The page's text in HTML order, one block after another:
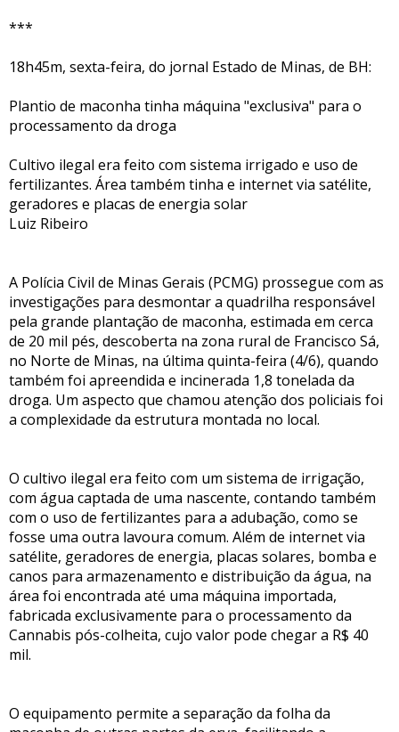
***
18h45m, sexta-feira, do jornal Estado de Minas, de BH:
Plantio de maconha tinha máquina "exclusiva" para o
processamento da droga
Cultivo ilegal era feito com sistema irrigado e uso de
fertilizantes. Área também tinha e internet via satélite,
geradores e placas de energia solar
Luiz Ribeiro
A Polícia Civil de Minas Gerais (PCMG) prossegue com as
investigações para desmontar a quadrilha responsável
pela grande plantação de maconha, estimada em cerca
de 20 mil pés, descoberta na zona rural de Francisco Sá,
no Norte de Minas, na última quinta-feira (4/6), quando
também foi apreendida e incinerada 1,8 tonelada da
droga. Um aspecto que chamou atenção dos policiais foi
a complexidade da estrutura montada no local.
O cultivo ilegal era feito com um sistema de irrigação,
com água captada de uma nascente, contando também
com o uso de fertilizantes para a adubação, como se
fosse uma outra lavoura comum. Além de internet via
satélite, geradores de energia, placas solares, bomba e
canos para armazenamento e distribuição da água, na
área foi encontrada até uma máquina importada,
fabricada exclusivamente para o processamento da
Cannabis pós-colheita, cujo valor pode chegar a R$ 40
mil.
O equipamento permite a separação da folha da